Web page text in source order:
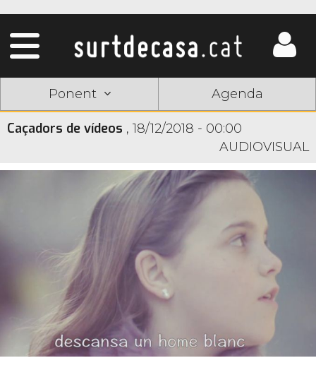
Ponent Agenda
Caçadors de vídeos , 18/12/2018 - 00:00
AUDIOVISUAL